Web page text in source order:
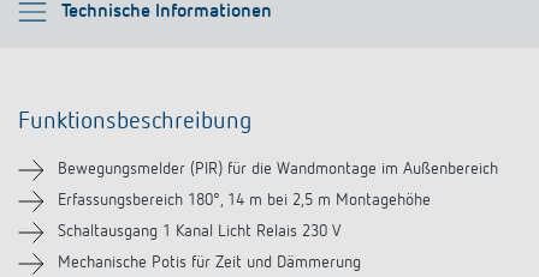
Technische Informationen
Bitte auswählen
Technische Informationen
Downloads
Zubehör
Funktionsbeschreibung
Bewegungsmelder (PIR) für die Wandmontage im Außenbereich
Erfassungsbereich 180°, 14 m bei 2,5 m Montagehöhe
Schaltausgang 1 Kanal Licht Relais 230 V
Mechanische Potis für Zeit und Dämmerung